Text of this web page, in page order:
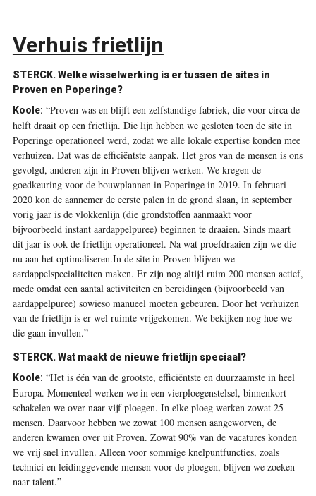
Verhuis frietlijn
STERCK. Welke wisselwerking is er tussen de sites in
Proven en Poperinge?
Koole: “Proven was en blijft een zelfstandige fabriek, die voor circa de
helft draait op een frietlijn. Die lijn hebben we gesloten toen de site in
Poperinge operationeel werd, zodat we alle lokale expertise konden mee
verhuizen. Dat was de efficiëntste aanpak. Het gros van de mensen is ons
gevolgd, anderen zijn in Proven blijven werken. We kregen de
goedkeuring voor de bouwplannen in Poperinge in 2019. In februari
2020 kon de aannemer de eerste palen in de grond slaan, in september
vorig jaar is de vlokkenlijn (die grondstoffen aanmaakt voor
bijvoorbeeld instant aardappelpuree) beginnen te draaien. Sinds maart
dit jaar is ook de frietlijn operationeel. Na wat proefdraaien zijn we die
nu aan het optimaliseren.In de site in Proven blijven we
aardappelspecialiteiten maken. Er zijn nog altijd ruim 200 mensen actief,
mede omdat een aantal activiteiten en bereidingen (bijvoorbeeld van
aardappelpuree) sowieso manueel moeten gebeuren. Door het verhuizen
van de frietlijn is er wel ruimte vrijgekomen. We bekijken nog hoe we
die gaan invullen.”
STERCK. Wat maakt de nieuwe frietlijn speciaal?
Koole: “Het is één van de grootste, efficiëntste en duurzaamste in heel
Europa. Momenteel werken we in een vierploegenstelsel, binnenkort
schakelen we over naar vijf ploegen. In elke ploeg werken zowat 25
mensen. Daarvoor hebben we zowat 100 mensen aangeworven, de
anderen kwamen over uit Proven. Zowat 90% van de vacatures konden
we vrij snel invullen. Alleen voor sommige knelpuntfuncties, zoals
technici en leidinggevende mensen voor de ploegen, blijven we zoeken
naar talent.”